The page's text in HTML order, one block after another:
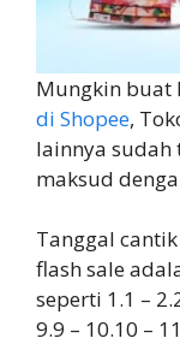
Mungkin buat
di Shopee,
lainnya sudah
maksud
Tanggal
flash sale
seperti 1.1 –
9.9 – 10.10 –